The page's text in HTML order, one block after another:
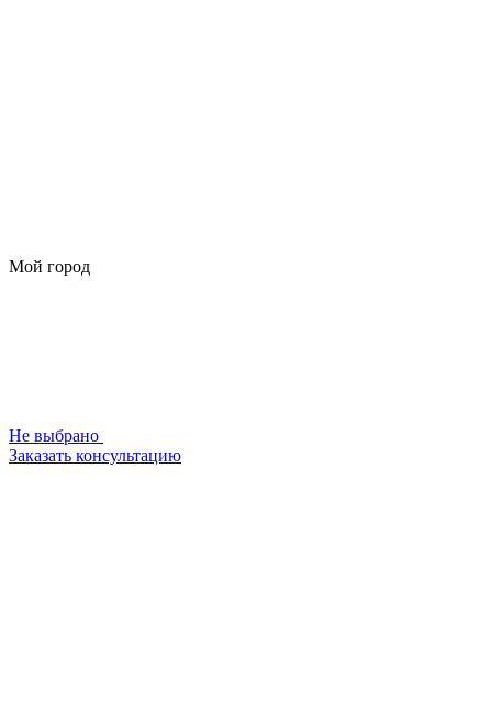
Мой город
Не выбрано
Заказать консультацию